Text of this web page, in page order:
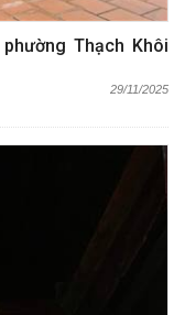
Thạch Khôi
29/11/2025